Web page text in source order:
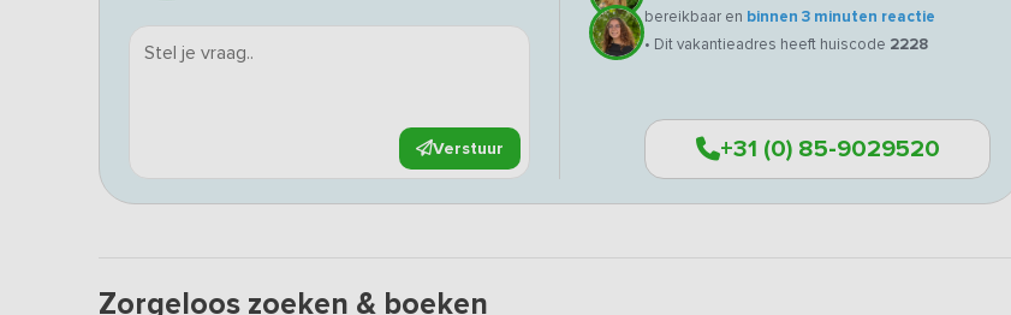
Verstuur
bereikbaar en binnen 3 minuten reactie
• Dit vakantieadres heeft huiscode 2228
+31 (0) 85-9029520
Zorgeloos zoeken & boeken